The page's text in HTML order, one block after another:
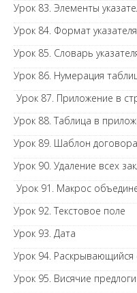
Урок 83. Элементы
Урок 84. Формат указателя
Урок 85. Словарь
Урок 86. Нумерация
Урок 87. Приложение в
Урок 88. Таблица в
Урок 89. Шаблон договора
Урок 90. Удаление всех
Урок 91. Макрос
Урок 92. Текстовое поле
Урок 93. Дата
Урок 94. Раскрывающийся
Урок 95. Висячие предлоги